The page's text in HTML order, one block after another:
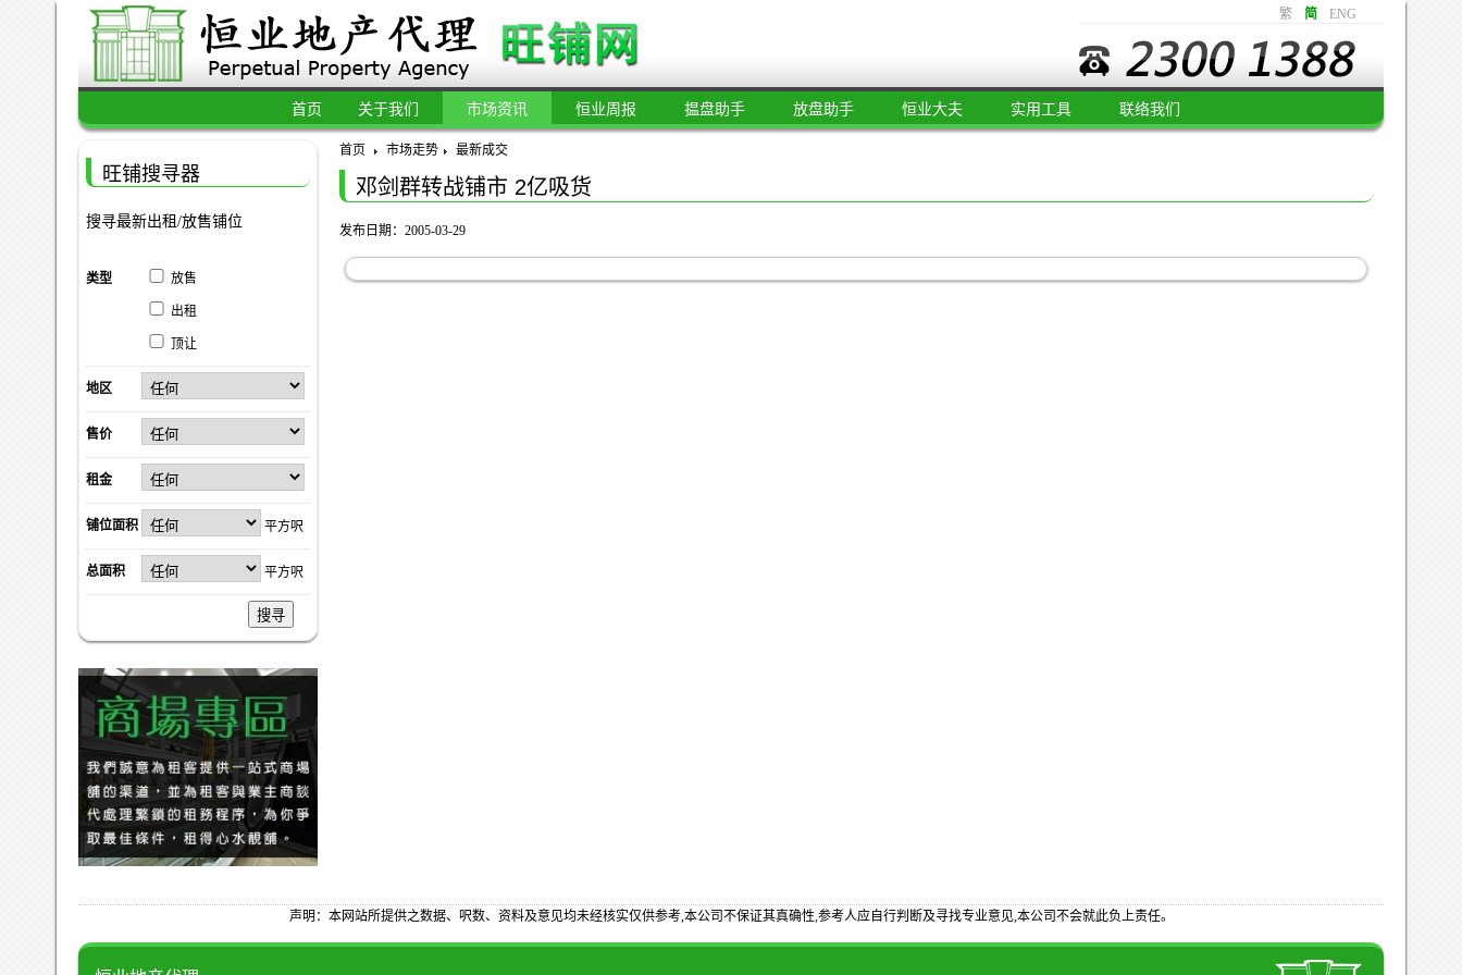
繁 简 ENG
首页 关于我们 市场资讯 恒业周报 揾盘助手 放盘助手 恒业大夫 实用工具 联络我们
首页 市场走势 最新成交
邓剑群转战铺市 2亿吸货
发布日期：2005-03-29
旺铺搜寻器
搜寻最新出租/放售铺位
类型 放售
出租
顶让
地区
售价
租金
铺位面积 平方呎
总面积 平方呎
搜寻
声明：本网站所提供之数据、呎数、资料及意见均未经核实仅供参考,本公司不保证其真确性,参考人应自行判断及寻找专业意见,本公司不会就此负上责任。